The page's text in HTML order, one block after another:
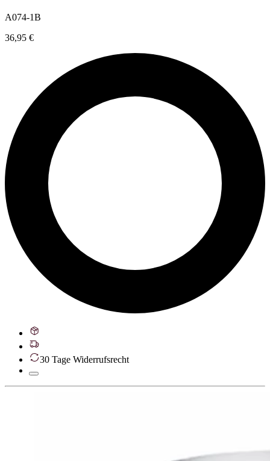
A074-1B
36,95 €
30 Tage Widerrufsrecht